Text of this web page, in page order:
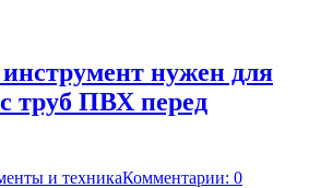
нужен для
труб ПВХ перед
и техникаКомментарии: 0